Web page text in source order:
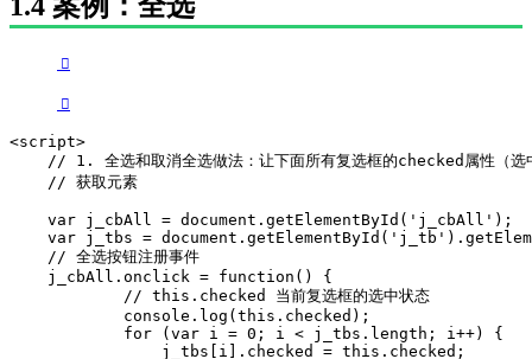
<script>
// 1. 全选和取消全选做法：让下面所有复选框的checked属性（选
    // 获取元素
    var j_cbAll = document.getElementById('j_cbAll');
var j_tbs =
    // 全选按钮注册事件
    j_cbAll.onclick = function() {
            // this.checked 当前复选框的选中状态
            console.log(this.checked);
            for (var i = 0; i < j_tbs.length; i++) {
                j_tbs[i].checked = this.checked;